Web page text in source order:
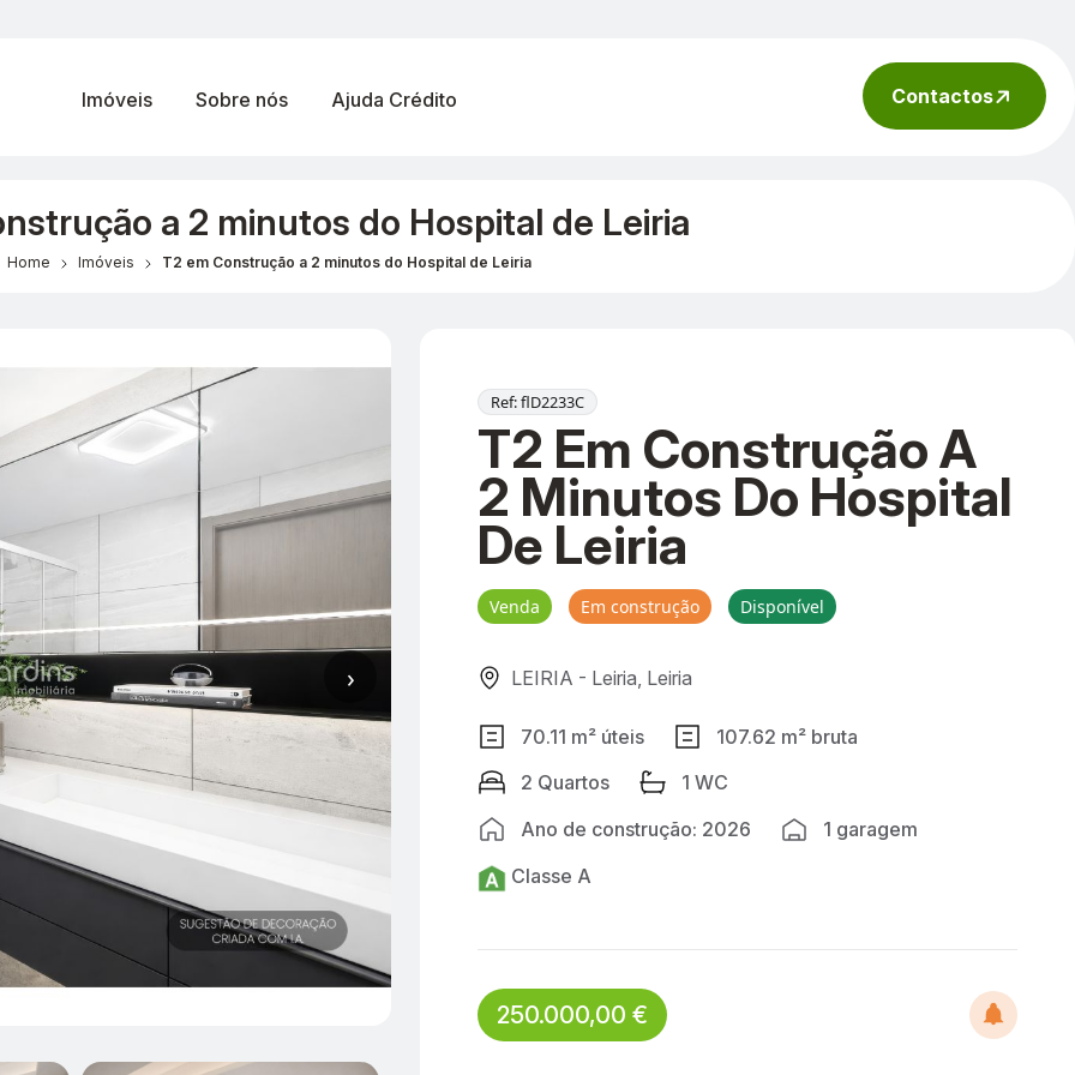
Imóveis Sobre nós Ajuda Crédito Contactos
a 2 minutos do Hospital de Leiria
Home Imóveis T2 em Construção a 2 minutos do Hospital de Leiria
›
Ref: flD2233C
T2 Em Construção A
2 Minutos Do Hospital
De Leiria
Venda Em construção Disponível
LEIRIA - Leiria, Leiria
70.11 m² úteis
107.62 m² bruta
2 Quartos
1 WC
Ano de construção: 2026
1 garagem
Classe A
250.000,00 €